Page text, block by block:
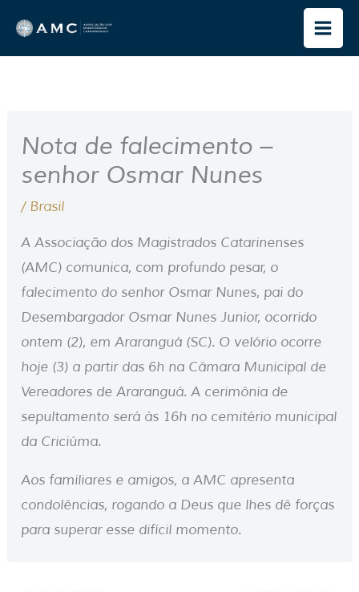
para
o
Nota de falecimento –
senhor Osmar Nunes
/ Brasil
A Associação dos Magistrados Catarinenses
(AMC) comunica, com profundo pesar, o
falecimento do senhor Osmar Nunes, pai do
Desembargador Osmar Nunes Junior, ocorrido
ontem (2), em Araranguá (SC). O velório ocorre
hoje (3) a partir das 6h na Câmara Municipal de
Vereadores de Araranguá. A cerimônia de
sepultamento será às 16h no cemitério municipal
da Criciúma.
Aos familiares e amigos, a AMC apresenta
condolências, rogando a Deus que lhes dê forças
para superar esse difícil momento.